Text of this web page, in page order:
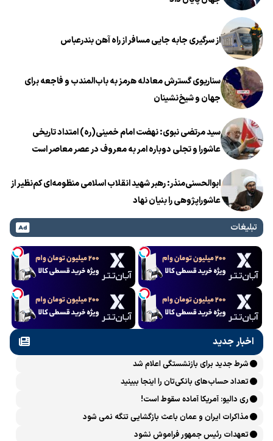
از سرگیری جابه جایی مسافر از راه آهن بندرعباس
سناریوی گسترش معادله هرمز به باب‌المندب و فاجعه برای
جهان و شیخ‌نشینان
سید مرتضی نبوی: نهضت امام خمینی(ره) امتداد تاریخی
عاشورا و تجلی دوباره امر به معروف در عصر معاصر است
ابوالحسنی‌منذر: رهبر شهید انقلاب اسلامی منظومه‌ای کم‌نظیر از
عاشوراپژوهی را بنیان نهاد
تبلیغات
اخبار جدید
شرط جدید برای بازنشستگی اعلام شد
تعداد حساب‌های بانکی‌تان را اینجا ببینید
ری دالیو: آمریکا آماده سقوط است!
مذاکرات ایران و عمان باعث بازگشایی تنگه نمی شود
تعهدات رئیس جمهور فراموش نشود